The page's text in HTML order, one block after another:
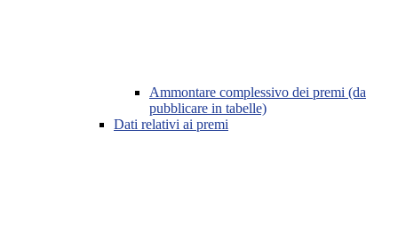
Ammontare complessivo dei premi (da
pubblicare in tabelle)
Dati relativi ai premi